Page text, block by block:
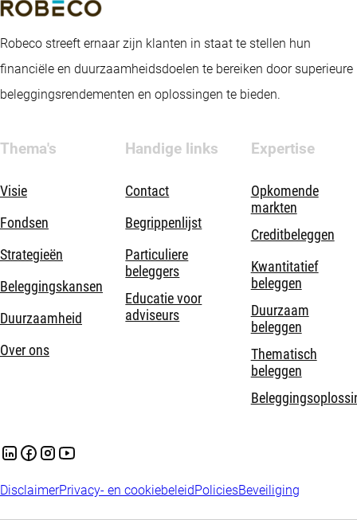
Robeco streeft ernaar zijn klanten in staat te stellen hun
financiële en duurzaamheidsdoelen te bereiken door superieure
beleggingsrendementen en oplossingen te bieden.
Thema's
Visie
Fondsen
Strategieën
Beleggingskansen
Duurzaamheid
Over ons
Handige links
Contact
Begrippenlijst
Particuliere
beleggers
Educatie voor
adviseurs
Expertise
Opkomende
markten
Creditbeleggen
Kwantitatief
beleggen
Duurzaam
beleggen
Thematisch
beleggen
DisclaimerPrivacy- en cookiebeleid PoliciesBeveiliging